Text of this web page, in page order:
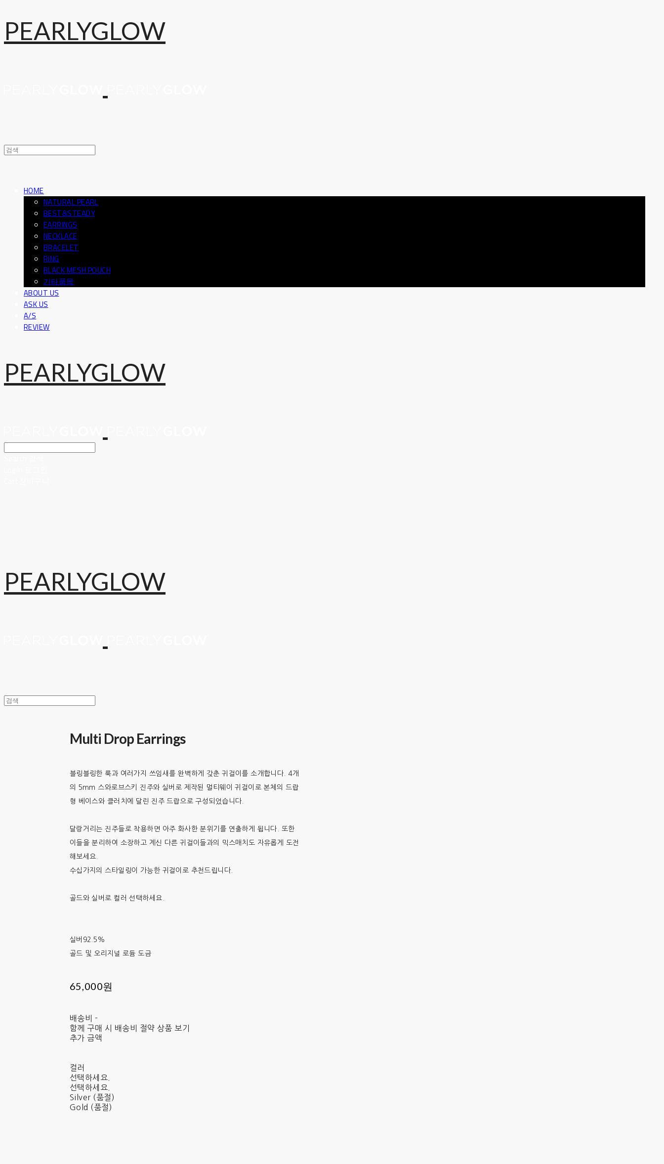
PEARLYGLOW
HOME
NATURAL PEARL
BEST&STEADY
EARRINGS
NECKLACE
BRACELET
RING
BLACK MESH POUCH
기타품목
ABOUT US
ASK US
A/S
REVIEW
PEARLYGLOW
PEARLYGLOW
Multi Drop Earrings
블링블링한 룩과 여러가지 쓰임새를 완벽하게 갖춘 귀걸이를 소개합니다. 4개
의 5mm 스와로브스키 진주와 실버로 제작된 멀티웨이 귀걸이로 본체의 드랍
형 베이스와 클러치에 달린 진주 드랍으로 구성되었습니다.
달랑거리는 진주들로 착용하면 아주 화사한 분위기를 연출하게 됩니다. 또한
이들을 분리하여 소장하고 계신 다른 귀걸이들과의 믹스매치도 자유롭게 도전
해보세요.
수십가지의 스타일링이 가능한 귀걸이로 추천드립니다.
골드와 실버로 컬러 선택하세요.
실버92.5%
골드 및 오리지널 로듐 도금
65,000원
배송비 -
함께 구매 시 배송비 절약 상품 보기
추가 금액
컬러
선택하세요.
선택하세요.
Silver (품절)
Gold (품절)